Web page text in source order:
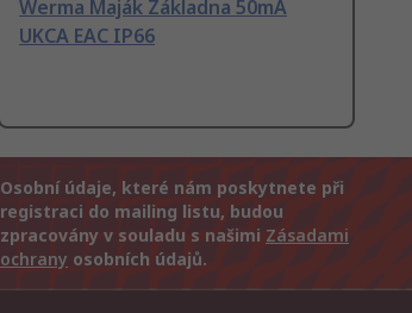
Werma Maják Základna 50mA
UKCA EAC IP66
Osobní údaje, které nám poskytnete při
registraci do mailing listu, budou
zpracovány v souladu s našimi Zásadami
ochrany osobních údajů.